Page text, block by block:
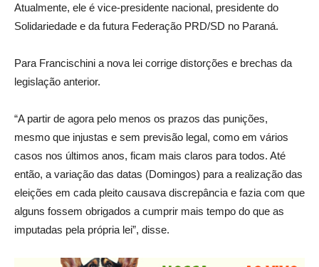
Atualmente, ele é vice-presidente nacional, presidente do
Solidariedade e da futura Federação PRD/SD no Paraná.
Para Francischini a nova lei corrige distorções e brechas da
legislação anterior.
“A partir de agora pelo menos os prazos das punições,
mesmo que injustas e sem previsão legal, como em vários
casos nos últimos anos, ficam mais claros para todos. Até
então, a variação das datas (Domingos) para a realização das
eleições em cada pleito causava discrepância e fazia com que
alguns fossem obrigados a cumprir mais tempo do que as
imputadas pela própria lei”, disse.